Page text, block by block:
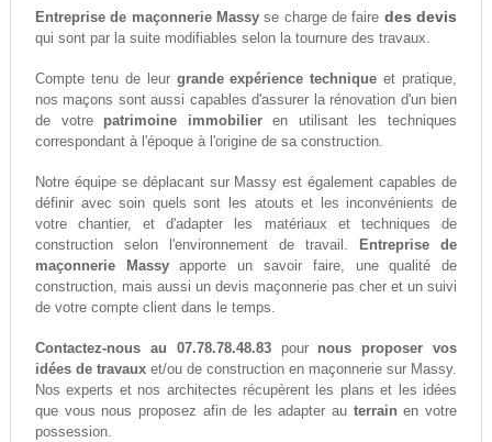
Entreprise de maçonnerie Massyse charge de faire des devis
qui sont par la suite modifiables selon la tournure des travaux.
Compte tenu de leur grande expérience technique et pratique,
nos maçons sont aussi capables d'assurer la rénovation d'un bien
de votre patrimoine immobilieren utilisant les techniques
correspondant à l'époque à l'origine de sa construction.
Notre équipe se déplacant sur Massy est également capables de
définir avec soin quels sont les atouts et les inconvénients de
votre chantier, et d'adapter les matériaux et techniques de
construction selon l'environnement de travail.
Entreprise de
maçonnerie Massyapporte un savoir faire, une qualité de
construction, mais aussi un devis maçonnerie pas cher et un suivi
de votre compte client dans le temps.
Contactez-nous au 07.78.78.48.83pour nous proposer vos
idées de travauxet/ou de construction en maçonnerie sur Massy.
Nos experts et nos architectes récupèrent les plans et les idées
que vous nous proposez afin de les adapter au terrain en votre
possession.